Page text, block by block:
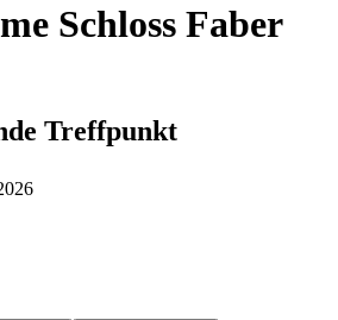
Schloss Faber
Treffpunkt